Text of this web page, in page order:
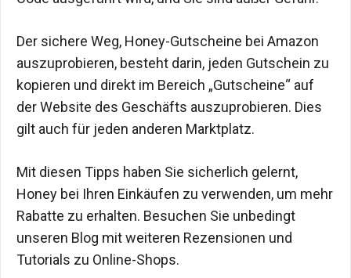
Der sichere Weg, Honey-Gutscheine bei Amazon
auszuprobieren, besteht darin, jeden Gutschein zu
kopieren und direkt im Bereich „Gutscheine“ auf
der Website des Geschäfts auszuprobieren. Dies
gilt auch für jeden anderen Marktplatz.
Mit diesen Tipps haben Sie sicherlich gelernt,
Honey bei Ihren Einkäufen zu verwenden, um mehr
Rabatte zu erhalten. Besuchen Sie unbedingt
unseren Blog mit weiteren Rezensionen und
Tutorials zu Online-Shops.